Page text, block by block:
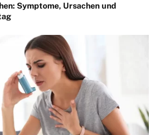
Symptome, Ursachen und